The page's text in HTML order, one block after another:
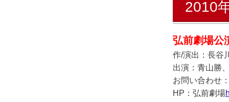
2010
弘前劇場公
作/演出：長谷
出演：青山勝
お問い合わせ
HP：弘前劇場